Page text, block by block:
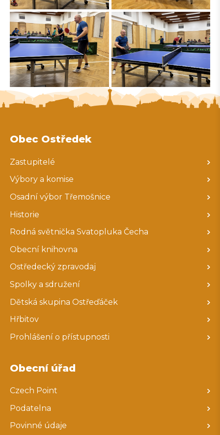
Obec Ostředek
Zastupitelé
Výbory a komise
Osadní výbor Třemošnice
Historie
Rodná světnička Svatopluka Čecha
Obecní knihovna
Ostředecký zpravodaj
Spolky a sdružení
Dětská skupina Ostřeďáček
Hřbitov
Prohlášení o přístupnosti
Obecní úřad
Czech Point
Podatelna
Povinné údaje